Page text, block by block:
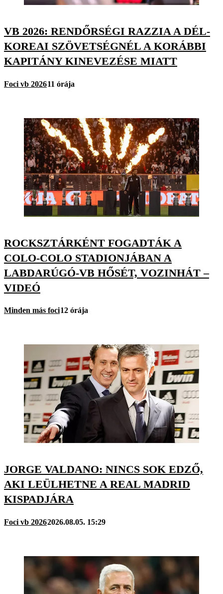
VB 2026: RENDŐRSÉGI RAZZIA A DÉL-
KOREAI SZÖVETSÉGNÉL A KORÁBBI
KAPITÁNY KINEVEZÉSE MIATT
Foci vb 202611 órája
ROCKSZTÁRKÉNT FOGADTÁK A
COLO-COLO STADIONJÁBAN A
LABDARÚGÓ-VB HŐSÉT, VOZINHÁT –
VIDEÓ
Minden más foci12 órája
JORGE VALDANO: NINCS SOK EDZŐ,
AKI LEÜLHETNE A REAL MADRID
KISPADJÁRA
Foci vb 20262026.08.05. 15:29